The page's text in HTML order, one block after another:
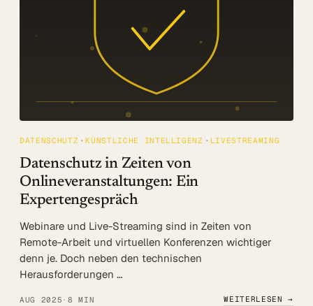
DATENSCHUTZ KÜNSTLICHE INTELLIGENZ LIVESTREAMING
Datenschutz in Zeiten von
Onlineveranstaltungen: Ein
Expertengespräch
Webinare und Live-Streaming sind in Zeiten von
Remote-Arbeit und virtuellen Konferenzen wichtiger
denn je. Doch neben den technischen
Herausforderungen …
AUG 2025 · 8 MIN WEITERLESEN →